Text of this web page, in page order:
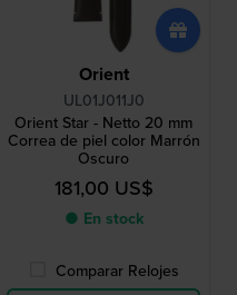
Orient
UL01J011J0
Orient Star - Netto 20 mm
Correa de piel color Marrón
Oscuro
181,00 US$
● En stock
Comparar Relojes